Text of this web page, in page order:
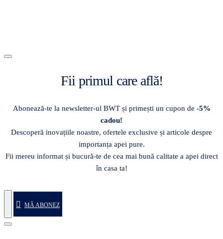
Fii primul care află!
Abonează-te la newsletter-ul BWT și primești un cupon de -5%
cadou!
Descoperă inovațiile noastre, ofertele exclusive și articole despre
importanța apei pure.
Fii mereu informat și bucură-te de cea mai bună calitate a apei direct
în casa ta!
MĂ ABONEZ